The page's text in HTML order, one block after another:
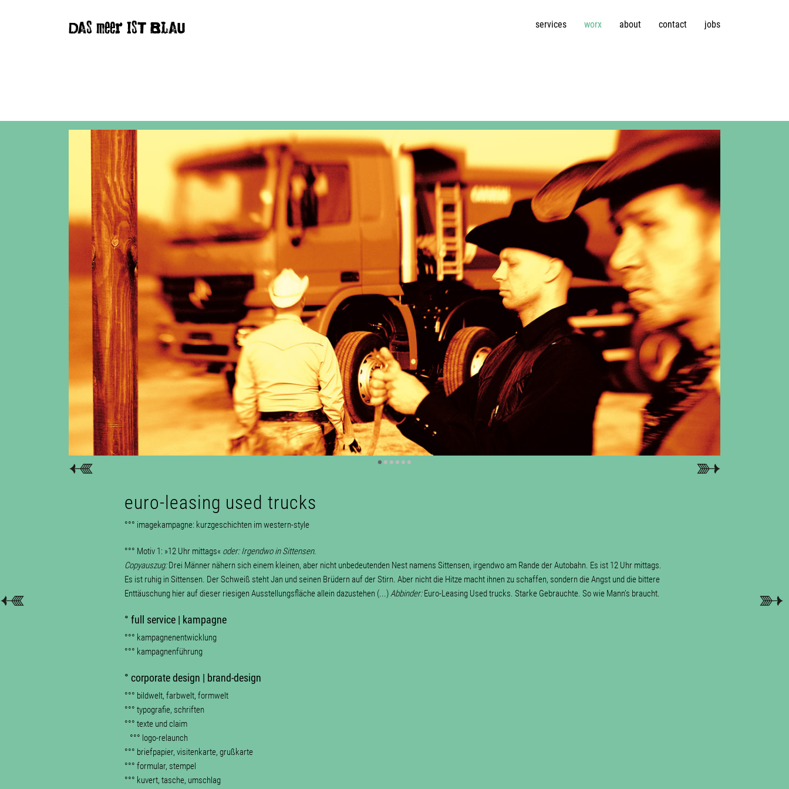
DAS meer IST BLAU services worx about contact jobs
••••••
euro-leasing used trucks
°°° imagekampagne: kurzgeschichten im western-style
°°° Motiv 1: »12 Uhr mittags« oder: Irgendwo in Sittensen.
Copyauszug:Drei Männer nähern sich einem kleinen, aber nicht unbedeutenden Nest namens Sittensen, irgendwo am Rande der Autobahn. Es ist 12 Uhr mittags.
Es ist ruhig in Sittensen. Der Schweiß steht Jan und seinen Brüdern auf der Stirn. Aber nicht die Hitze macht ihnen zu schaffen, sondern die Angst und die bittere
Enttäuschung hier auf dieser riesigen Ausstellungsfläche allein dazustehen (...)Abbinder:Euro-Leasing Used trucks. Starke Gebrauchte. So wie Mann’s braucht.
° full service | kampagne
°°° kampagnenentwicklung
°°° kampagnenführung
° corporate design | brand-design
°°° bildwelt, farbwelt, formwelt
°°° typografie, schriften
°°° texte und claim
°°° logo-relaunch
°°° briefpapier, visitenkarte, grußkarte
°°° formular, stempel
°°° kuvert, tasche, umschlag